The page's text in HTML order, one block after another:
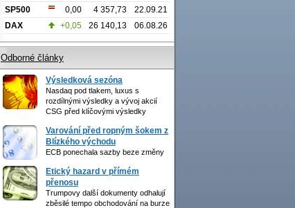
SP500
0,00 4 357,73
22.09.21
DAX
+0,05 26 140,13 06.08.26
Odborné články
Výsledková sezóna
Nasdaq pod tlakem, luxus s
rozdílnými výsledky a vývoj akcií
CSG před klíčovými výsledky
Varování před ropným šokem z
Blízkého východu
ECB ponechala sazby beze změny
Etický hazard v přímém
přenosu
Trumpovy další dokumenty odhalují
zběsilé tempo obchodování na burze